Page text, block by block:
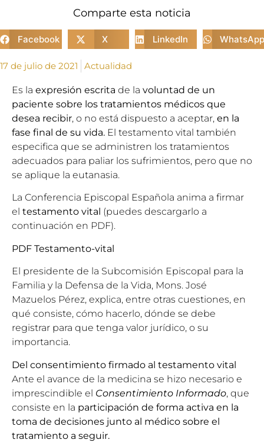
Comparte esta noticia
Facebook X LinkedIn WhatsApp
17 de julio de 2021 Actualidad
Es la expresión escrita de la voluntad de un
paciente sobre los tratamientos médicos que
desea recibir, o no está dispuesto a aceptar, en la
fase final de su vida. El testamento vital también
especifica que se administren los tratamientos
adecuados para paliar los sufrimientos, pero que no
se aplique la eutanasia.
La Conferencia Episcopal Española anima a firmar
el testamento vital (puedes descargarlo a
continuación en PDF).
PDF Testamento-vital
El presidente de la Subcomisión Episcopal para la
Familia y la Defensa de la Vida, Mons. José
Mazuelos Pérez, explica, entre otras cuestiones, en
qué consiste, cómo hacerlo, dónde se debe
registrar para que tenga valor jurídico, o su
importancia.
Del consentimiento firmado al testamento vital
Ante el avance de la medicina se hizo necesario e
imprescindible el Consentimiento Informado, que
consiste en la participación de forma activa en la
toma de decisiones junto al médico sobre el
tratamiento a seguir.